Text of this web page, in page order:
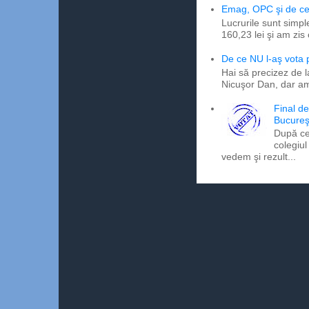
Emag, OPC şi de
Lucrurile sunt
160,23 lei şi am
De ce NU l-aş vota
Hai să precizez de
Nicuşor Dan, dar
Final
După
vedem şi rezult...